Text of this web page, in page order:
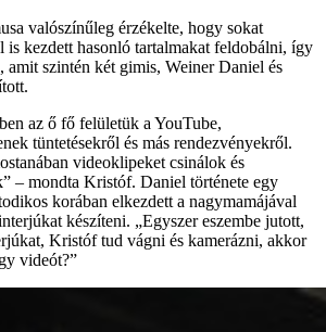
valószínűleg érzékelte, hogy sokat
is kezdett hasonló tartalmakat feldobálni, így
amit szintén két gimis, Weiner Daniel és
az ő fő felületük a YouTube,
tüntetésekről és más rendezvényekről.
videoklipeket csinálok és
– mondta Kristóf. Daniel története egy
korában elkezdett a nagymamájával
készíteni. „Egyszer eszembe jutott,
Kristóf tud vágni és kamerázni, akkor
videót?”